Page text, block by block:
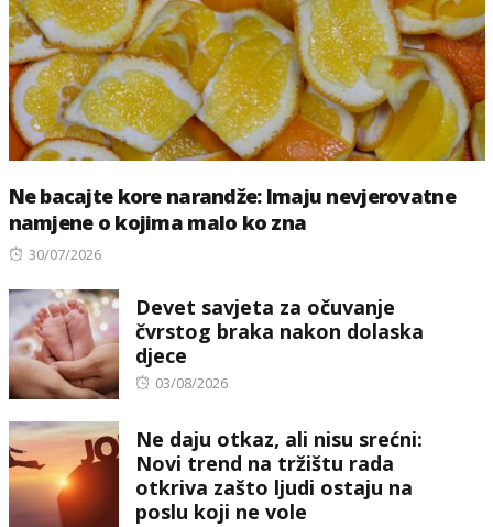
Ne bacajte kore narandže: Imaju nevjerovatne
namjene o kojima malo ko zna
Posted
30/07/2026
Devet savjeta za očuvanje
čvrstog braka nakon dolaska
djece
Posted
03/08/2026
Ne daju otkaz, ali nisu srećni:
Novi trend na tržištu rada
otkriva zašto ljudi ostaju na
poslu koji ne vole